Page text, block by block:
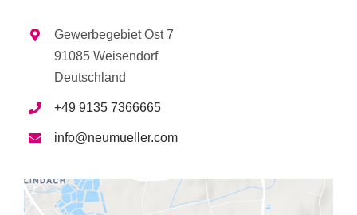
Gewerbegebiet Ost 7
91085 Weisendorf
Deutschland
+49 9135 7366665
info@neumueller.com